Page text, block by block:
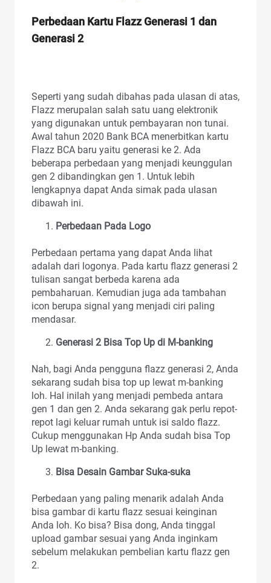
Perbedaan Kartu Flazz Generasi 1 dan
Generasi 2
Seperti yang sudah dibahas pada ulasan di atas,
Flazz merupalan salah satu uang elektronik
yang digunakan untuk pembayaran non tunai.
Awal tahun 2020 Bank BCA menerbitkan kartu
Flazz BCA baru yaitu generasi ke 2. Ada
beberapa perbedaan yang menjadi keunggulan
gen 2 dibandingkan gen 1. Untuk lebih
lengkapnya dapat Anda simak pada ulasan
dibawah ini.
Perbedaan Pada Logo
Perbedaan pertama yang dapat Anda lihat
adalah dari logonya. Pada kartu flazz generasi 2
tulisan sangat berbeda karena ada
pembaharuan. Kemudian juga ada tambahan
icon berupa signal yang menjadi ciri paling
mendasar.
Generasi 2 Bisa Top Up di M-banking
Nah, bagi Anda pengguna flazz generasi 2, Anda
sekarang sudah bisa top up lewat m-banking
loh. Hal inilah yang menjadi pembeda antara
gen 1 dan gen 2. Anda sekarang gak perlu repot-
repot lagi keluar rumah untuk isi saldo flazz.
Cukup menggunakan Hp Anda sudah bisa Top
Up lewat m-banking.
Bisa Desain Gambar Suka-suka
Perbedaan yang paling menarik adalah Anda
bisa gambar di kartu flazz sesuai keinginan
Anda loh. Ko bisa? Bisa dong, Anda tinggal
upload gambar sesuai yang Anda inginkam
sebelum melakukan pembelian kartu flazz gen
2.